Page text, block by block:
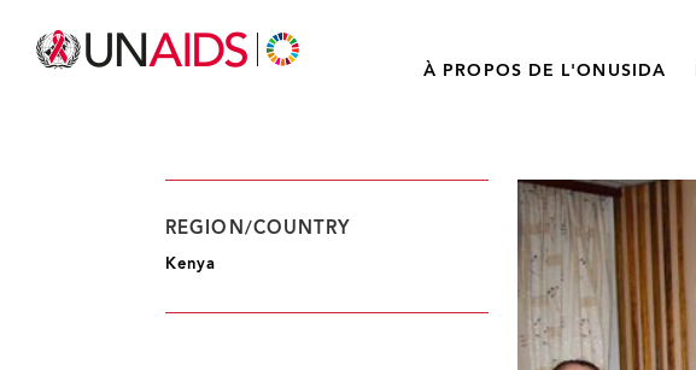
À PROPOS DE L'ONUSIDA
REGION/COUNTRY
Kenya